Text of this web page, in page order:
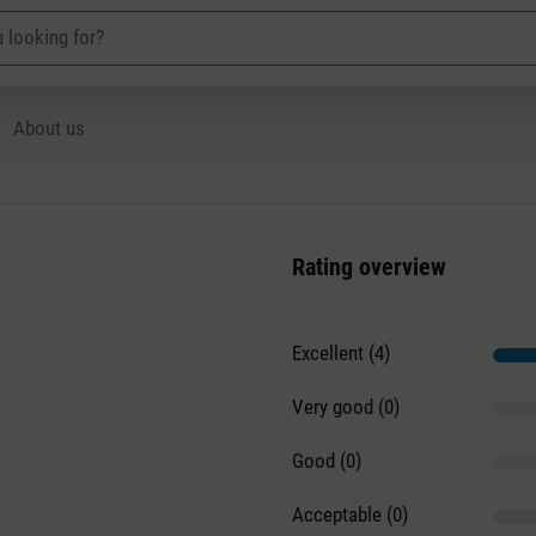
About us
Rating overview
Excellent (4)
Very good (0)
Good (0)
Acceptable (0)